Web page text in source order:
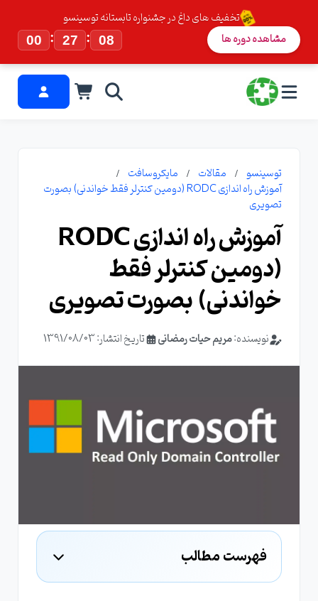
تخفیف های داغ در جشنواره تابستانه توسینسو
00
: 27 : 07 مشاهده دوره ها
توسینسو مقالات
مایکروسافت
آموزش راه اندازی RODC (دومین کنترلر فقط خواندنی) بصورت
تصویری
آموزش راه اندازی RODC
(دومین کنترلر فقط
خواندنی) بصورت تصویری
نویسنده:مریم حیات رمضانی تاریخ انتشار: 1391/08/03
فهرست مطالب
طریقه نصب Read only domain controller